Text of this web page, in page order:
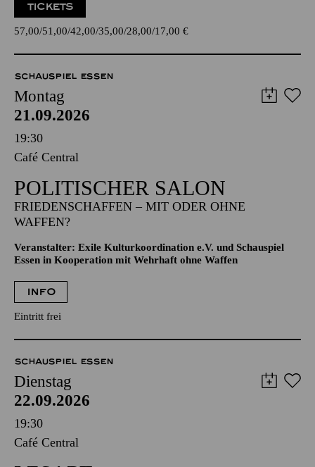
TICKETS
57,00 51,00 42,00 35,00 28,00 17,00 €
SCHAUSPIEL ESSEN
Montag
21.09.2026
19:30
Café Central
POLITISCHER SALON
FRIEDENSCHAFFEN – MIT ODER OHNE
WAFFEN?
Veranstalter: Exile Kulturkoordination e.V. und Schauspiel
Essen in Kooperation mit Wehrhaft ohne Waffen
INFO
Eintritt frei
SCHAUSPIEL ESSEN
Dienstag
22.09.2026
19:30
Café Central